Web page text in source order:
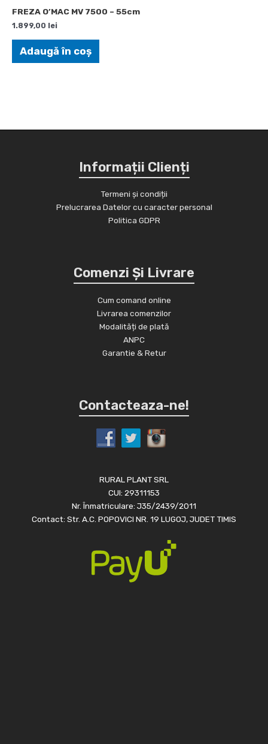
FREZA O’MAC MV 7500 – 55cm
1.899,00 lei
Adaugă în coș
Informații Clienți
Termeni și condiții
Prelucrarea Datelor cu caracter personal
Politica GDPR
Comenzi Și Livrare
Cum comand online
Livrarea comenzilor
Modalități de plată
ANPC
Garantie & Retur
Contacteaza-ne!
RURAL PLANT SRL
CUI: 29311153
Nr. Înmatriculare: J35/2439/2011
Contact: Str. A.C. POPOVICI NR. 19 LUGOJ, JUDET TIMIS